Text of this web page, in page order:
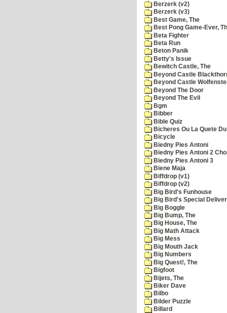
Berzerk (v2)
Berzerk (v3)
Best Game, The
Best Pong Game-Ever,
Beta Fighter
Beta Run
Beton Panik
Betty's Issue
Bewitch Castle, The
Beyond Castle
Beyond Castle
Beyond The Door
Beyond The Evil
Bgm
Bibber
Bible Quiz
Bicheres Ou La Quete
Bicycle
Biedny Pies Antoni
Biedny Pies Antoni 2
Biedny Pies Antoni 3
Biene Maja
Biffdrop (v1)
Biffdrop (v2)
Big Bird's Funhouse
Big Bird's Special
Big Boggle
Big Bump, The
Big House, The
Big Math Attack
Big Mess
Big Mouth Jack
Big Numbers
Big Quest!, The
Bigfoot
Bijets, The
Biker Dave
Bilbo
Bilder Puzzle
Billard